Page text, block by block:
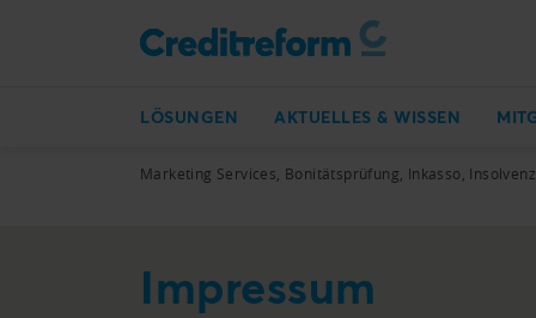
LÖSUNGEN AKTUELLES & WISSEN
Marketing Services, Bonitätsprüfung, Inkasso,
Impressum